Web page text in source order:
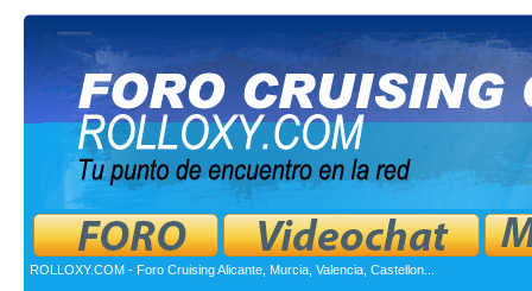
ROLLOXY.COM - Foro Cruising Alicante, Murcia, Valencia, Castellon...